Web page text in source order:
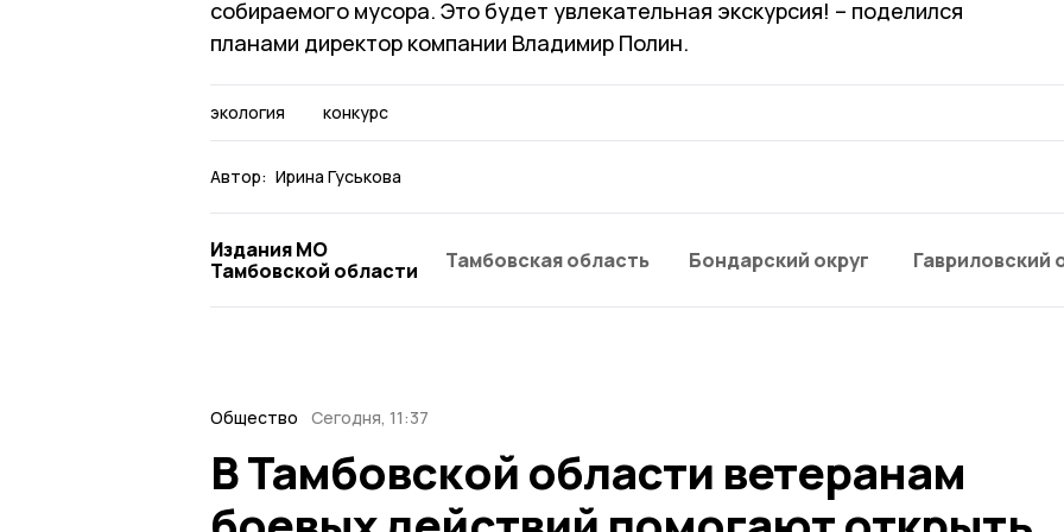
собираемого мусора. Это будет увлекательная экскурсия! – поделился
планами директор компании Владимир Полин.
экология конкурс
Автор: Ирина Гуськова
Издания МО
Тамбовской области
Тамбовская область Бондарский округ Гавриловский
Общество Сегодня, 11:37
В Тамбовской области ветеранам